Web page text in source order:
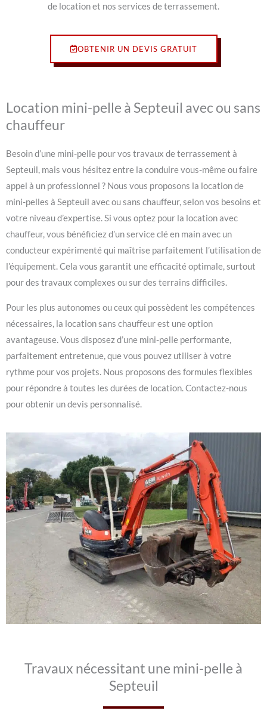
de location et nos services de terrassement.
OBTENIR UN DEVIS GRATUIT
Location mini-pelle à Septeuil avec ou sans
chauffeur
Besoin d’une mini-pelle pour vos travaux de terrassement à
Septeuil, mais vous hésitez entre la conduire vous-même ou faire
appel à un professionnel ? Nous vous proposons la location de
mini-pelles à Septeuil avec ou sans chauffeur, selon vos besoins et
votre niveau d’expertise. Si vous optez pour la location avec
chauffeur, vous bénéficiez d’un service clé en main avec un
conducteur expérimenté qui maîtrise parfaitement l’utilisation de
l’équipement. Cela vous garantit une efficacité optimale, surtout
pour des travaux complexes ou sur des terrains difficiles.
Pour les plus autonomes ou ceux qui possèdent les compétences
nécessaires, la location sans chauffeur est une option
avantageuse. Vous disposez d’une mini-pelle performante,
parfaitement entretenue, que vous pouvez utiliser à votre
rythme pour vos projets. Nous proposons des formules flexibles
pour répondre à toutes les durées de location. Contactez-nous
pour obtenir un devis personnalisé.
Travaux nécessitant une mini-pelle à
Septeuil